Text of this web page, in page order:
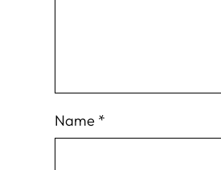
Name *